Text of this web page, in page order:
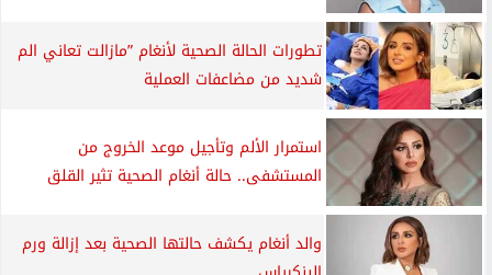
تطورات الحالة الصحية لأنغام ”مازالت تعاني الم
شديد من مضاعفات العملية
استمرار الألم وتأجيل موعد الخروج من
المستشفى.. حالة أنغام الصحية تثير القلق
والد أنغام يكشف حالتها الصحية بعد إزالة ورم